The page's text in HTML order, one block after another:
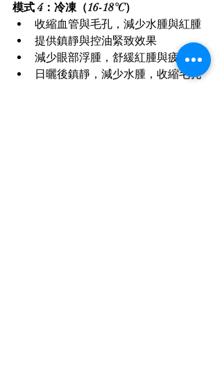
模式 4：冷凍（16-18°C）
收縮血管與毛孔，減少水腫與紅腫
提供鎮靜與控油緊致效果
減少眼部浮腫，舒緩紅腫與疲勞
日曬後鎮靜，減少水腫，收縮毛孔